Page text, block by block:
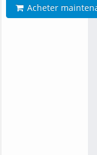
Acheter